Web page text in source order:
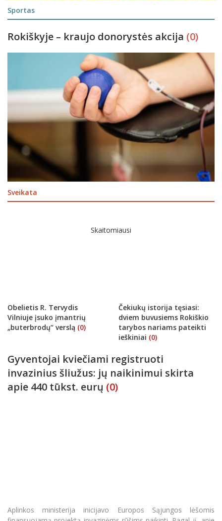
Sportas
Rokiškyje – kraujo donorystės akcija (0)
Sveikata
Skaitomiausi
Obelietis R. Tervydis
Vilniuje įsuko įmantrių
„buterbrodų“ verslą (0)
Čekiukų istorija tęsiasi:
dviem buvusiems Rokiškio
tarybos nariams pateikti
ieškiniai (0)
Gyventojai kviečiami registruoti
invazinius šliužus: jų naikinimui skirta
apie 440 tūkst. eurų (0)
Aplinkos ministerija inicijavo Europos Sąjungos lėšomis